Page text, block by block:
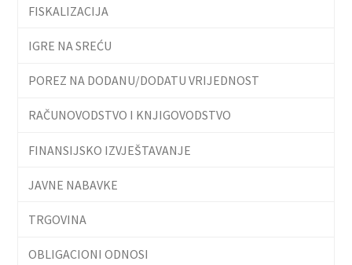
FISKALIZACIJA
IGRE NA SREĆU
POREZ NA DODANU/DODATU VRIJEDNOST
RAČUNOVODSTVO I KNJIGOVODSTVO
FINANSIJSKO IZVJEŠTAVANJE
JAVNE NABAVKE
TRGOVINA
OBLIGACIONI ODNOSI